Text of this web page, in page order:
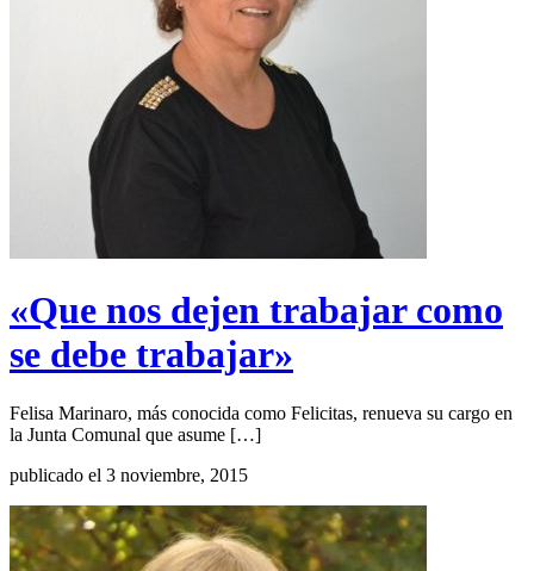
«Que nos dejen trabajar como
se debe trabajar»
Felisa Marinaro, más conocida como Felicitas, renueva su cargo en
la Junta Comunal que asume […]
publicado el 3 noviembre, 2015